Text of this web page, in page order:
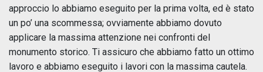
approccio lo abbiamo eseguito per la prima volta, ed è stato
un po’ una scommessa; ovviamente abbiamo dovuto
applicare la massima attenzione nei confronti del
monumento storico. Ti assicuro che abbiamo fatto un ottimo
lavoro e abbiamo eseguito i lavori con la massima cautela.